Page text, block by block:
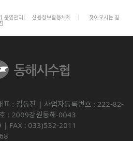
운영관리
신용정보활용체제 찾아오시는 길
표 : 김동진 | 사업자등록번호 : 222-82-
: 2009강원동해-0043
| FAX : 033)532-2011